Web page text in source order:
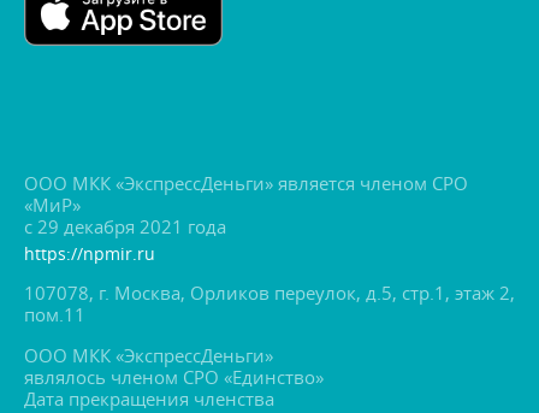
ООО МКК «ЭкспрессДеньги» является членом СРО
«МиР»
с 29 декабря 2021 года
https://npmir.ru
107078, г. Москва, Орликов переулок, д.5, стр.1, этаж 2,
пом.11
ООО МКК «ЭкспрессДеньги»
являлось членом СРО «Единство»
Дата прекращения членства